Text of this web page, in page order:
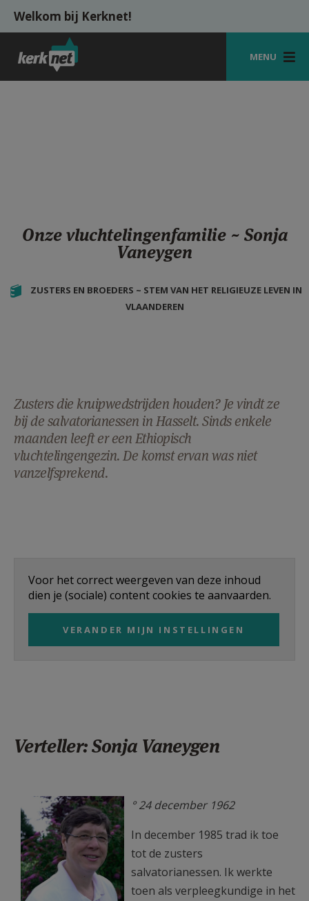
Overslaan en naar de inhoud gaan
Welkom bij Kerknet!
MENU
HULP
AANMELDEN OF REGISTREREN
Onze vluchtelingenfamilie ~ Sonja
Vaneygen
ZUSTERS EN BROEDERS ~ STEM VAN HET RELIGIEUZE LEVEN IN
VLAANDEREN
Zusters die kruipwedstrijden houden? Je vindt ze
bij de salvatorianessen in Hasselt. Sinds enkele
maanden leeft er een Ethiopisch
vluchtelingengezin. De komst ervan was niet
vanzelfsprekend.
Voor het correct weergeven van deze inhoud
dien je (sociale) content cookies te aanvaarden.
VERANDER MIJN INSTELLINGEN
Verteller: Sonja Vaneygen
sonja 2.jpeg
° 24 december 1962
In december 1985 trad ik toe
tot de zusters
salvatorianessen. Ik werkte
toen als verpleegkundige in het